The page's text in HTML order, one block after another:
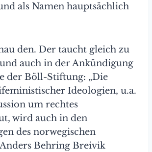
als Namen hauptsächlich
den. Der taucht gleich zu
auch in der Ankündigung
der Böll-Stiftung: „Die
Ideologien, u.a.
um rechtes
wird auch in den
des norwegischen
Behring Breivik